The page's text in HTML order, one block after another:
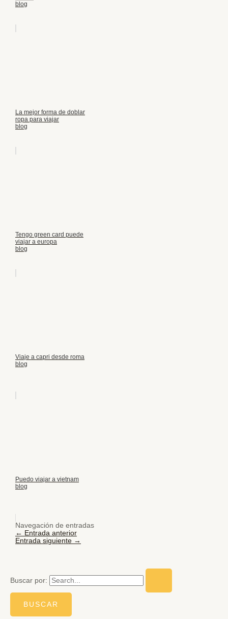
blog
La mejor forma de doblar
ropa para viajar
blog
Tengo green card puede
viajar a europa
blog
Viaje a capri desde roma
blog
Puedo viajar a vietnam
blog
Navegación de entradas
← Entrada anterior
Entrada siguiente →
Buscar por: